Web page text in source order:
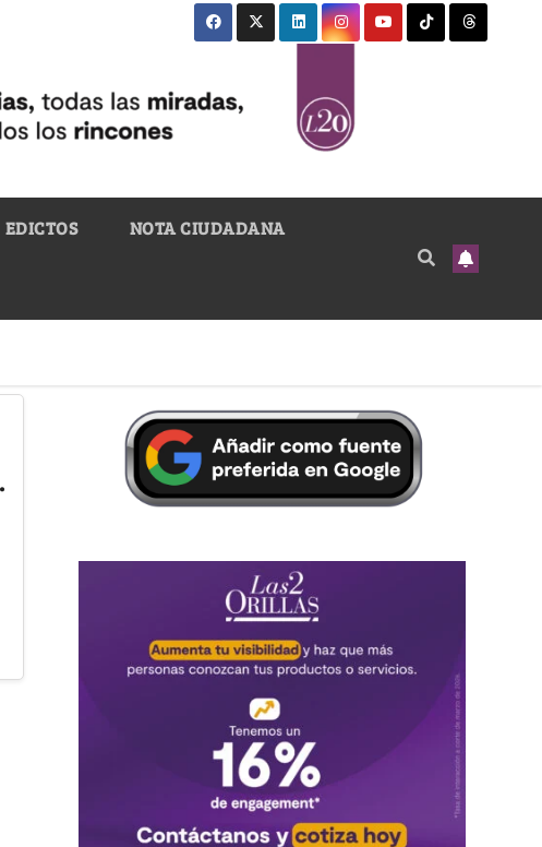
EDICTOS NOTA CIUDADANA